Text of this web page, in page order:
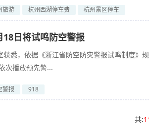
旅游 杭州西湖停车费 杭州景区停车
日将试鸣防空警报
获悉，依据《浙江省防空防灾警报试鸣制度》
次播放预先警...
警报 918
共: